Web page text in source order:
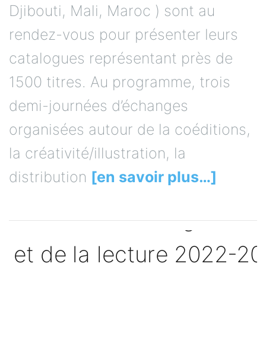
Djibouti, Mali, Maroc ) sont au
rendez-vous pour présenter leurs
catalogues représentant près de
1500 titres. Au programme, trois
demi-journées d’échanges
organisées autour de la coéditions,
la créativité/illustration, la
distribution [en savoir plus…]